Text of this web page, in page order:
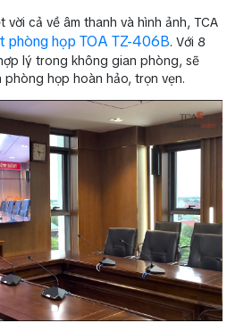
cả về âm thanh và hình ảnh, TCA
phòng họp TOA TZ-406B. Với 8
lý trong không gian phòng, sẽ
họp hoàn hảo, trọn vẹn.